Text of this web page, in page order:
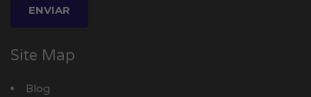
Site Map
Blog